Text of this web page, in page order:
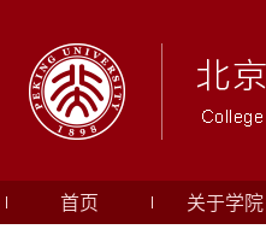
首页 关于学院